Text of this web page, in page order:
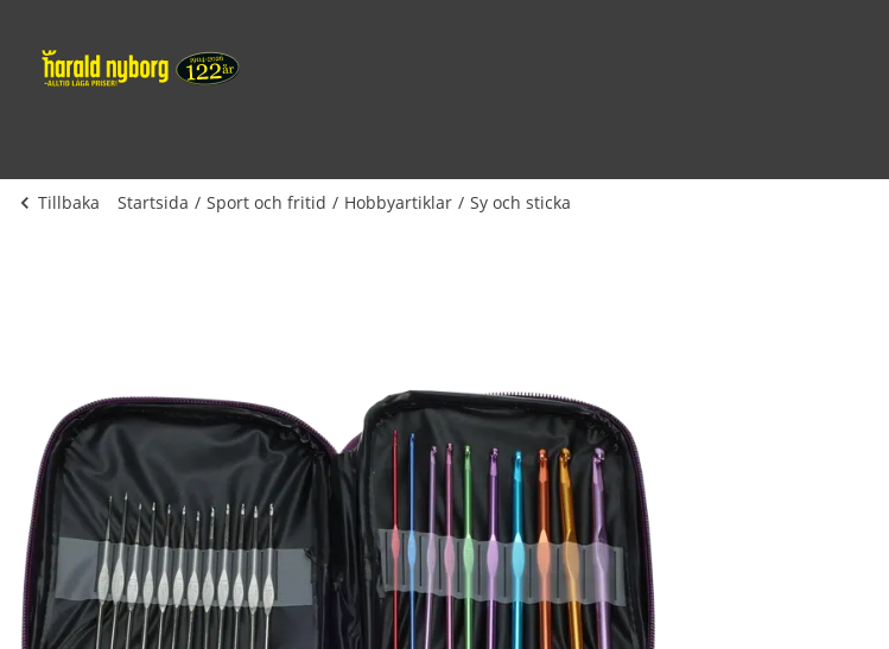
Tillbaka Startsida Sport och fritid Hobbyartiklar Sy och sticka